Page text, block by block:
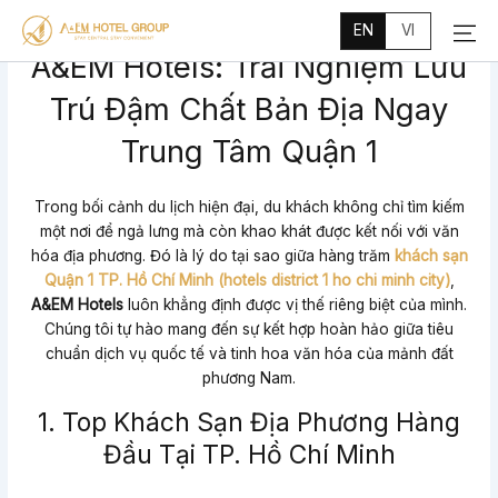
content
EN VI Menu
A&EM Hotels: Trải Nghiệm Lưu
Trú Đậm Chất Bản Địa Ngay
Trung Tâm Quận 1
Trong bối cảnh du lịch hiện đại, du khách không chỉ tìm kiếm
một nơi để ngả lưng mà còn khao khát được kết nối với văn
hóa địa phương. Đó là lý do tại sao giữa hàng trăm khách sạn
Quận 1 TP. Hồ Chí Minh (hotels district 1 ho chi minh city),
A&EM Hotels luôn khẳng định được vị thế riêng biệt của mình.
Chúng tôi tự hào mang đến sự kết hợp hoàn hảo giữa tiêu
chuẩn dịch vụ quốc tế và tinh hoa văn hóa của mảnh đất
phương Nam.
1. Top Khách Sạn Địa Phương Hàng
Đầu Tại TP. Hồ Chí Minh